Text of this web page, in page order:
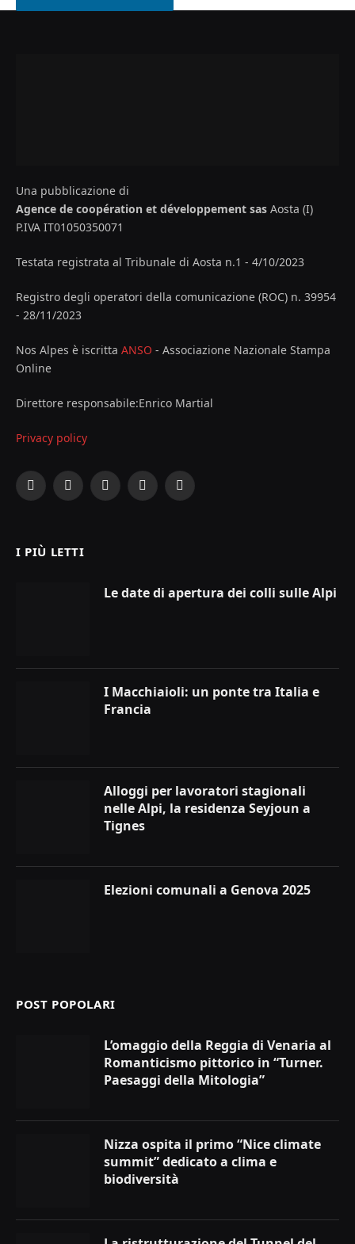
Una pubblicazione di
Agence de coopération et développement sas Aosta (I)
P.IVA IT01050350071
Testata registrata al Tribunale di Aosta n.1 - 4/10/2023
Registro degli operatori della comunicazione (ROC) n. 39954
- 28/11/2023
Nos Alpes è iscritta ANSO - Associazione Nazionale Stampa
Online
Direttore responsabile:Enrico Martial
Privacy policy
Facebook
X
InstagramYouTubeLinkedIn
I PIÙ LETTI
Le date di apertura dei colli sulle Alpi
I Macchiaioli: un ponte tra Italia e
Francia
Alloggi per lavoratori stagionali
nelle Alpi, la residenza Seyjoun a
Tignes
Elezioni comunali a Genova 2025
POST POPOLARI
L’omaggio della Reggia di Venaria al
Romanticismo pittorico in “Turner.
Paesaggi della Mitologia”
Nizza ospita il primo “Nice climate
summit” dedicato a clima e
biodiversità